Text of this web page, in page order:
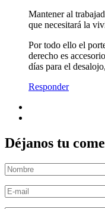
Mantener al
que necesitará la
Por todo ello el
derecho es
días para el
Responder
Déjanos tu